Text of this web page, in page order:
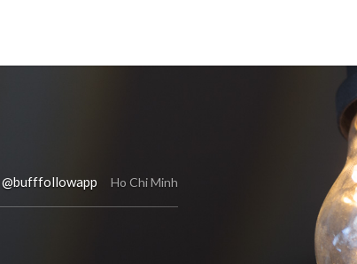
@bufffollowapp Ho Chi Minh